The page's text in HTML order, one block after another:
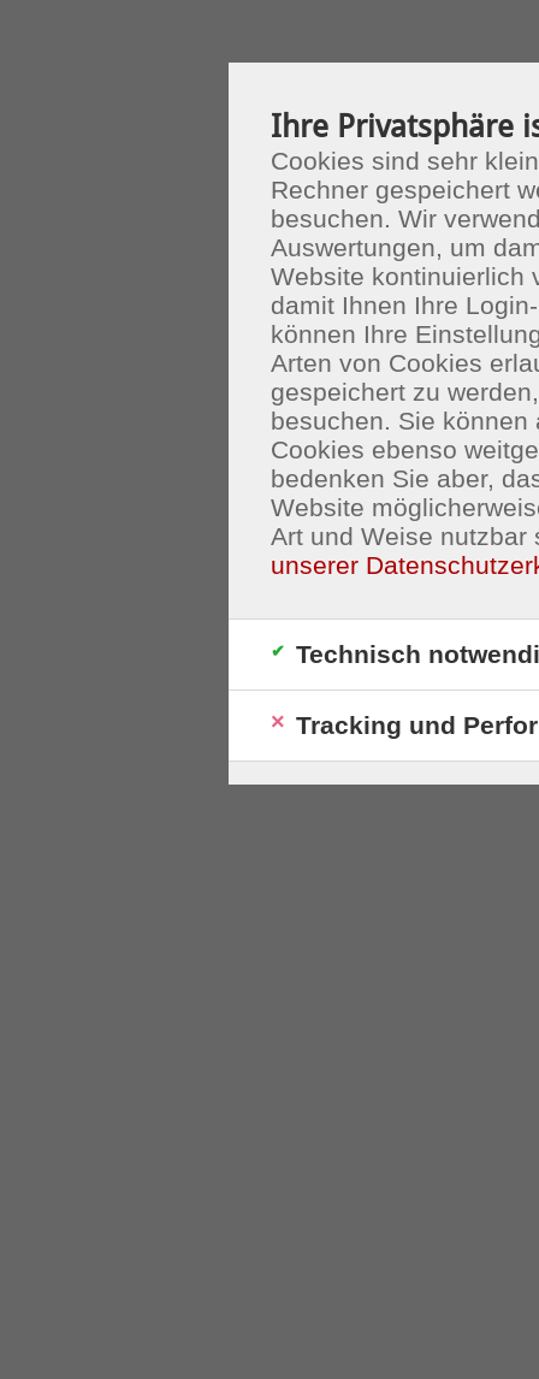
Ihre Privatsphäre
Cookies sind sehr
Rechner gespeichert
besuchen. Wir
Auswertungen, um
Website kontinuierlich
damit Ihnen Ihre
können Ihre
Arten von Cookies
gespeichert zu
besuchen. Sie
Cookies ebenso
bedenken Sie aber,
Website
Art und Weise nutzbar
unserer
Technisch
Tracking und